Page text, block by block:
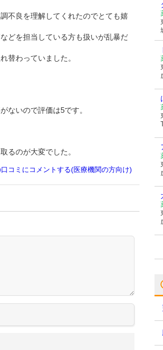
不良を理解してくれたのでとても嬉
どを担当している方も扱いが乱暴だ
替わっていました。
ないので評価は5です。
るのが大変でした。
コミにコメントする(医療機関の方向け)